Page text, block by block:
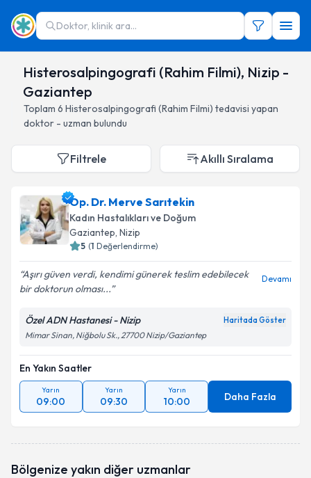
Doktor, klinik ara...
Histerosalpingografi (Rahim Filmi), Nizip -
Gaziantep
Toplam 6 Histerosalpingografi (Rahim Filmi) tedavisi yapan
doktor - uzman bulundu
Filtrele Akıllı Sıralama
Op. Dr. Merve Sarıtekin
Kadın Hastalıkları ve Doğum
Gaziantep, Nizip
5 (1 Değerlendirme)
Aşırı güven verdi, kendimi günerek teslim edebilecek
bir doktorun olması...
Devamı
Özel ADN Hastanesi - Nizip Haritada Göster
Mimar Sinan, Niğbolu Sk., 27700 Nizip/Gaziantep
En Yakın Saatler
Yarın
09:00
Yarın
09:30
Yarın
10:00 Daha Fazla
Bölgenize yakın diğer uzmanlar